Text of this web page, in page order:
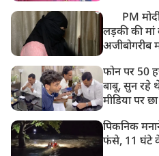
PM
लड़की की
अजीबोगरीब
फोन पर 50
बाबू, सुन रहे
मीडिया पर
पिकनिक
फंसे, 11 घंटे